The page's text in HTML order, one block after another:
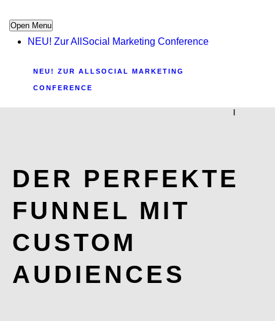
Open Menu
NEU! Zur AllSocial Marketing Conference
NEU! ZUR ALLSOCIAL MARKETING
CONFERENCE
|
DER PERFEKTE
FUNNEL MIT
CUSTOM
AUDIENCES